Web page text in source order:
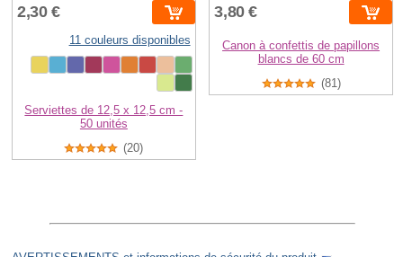
2,30 €
11 couleurs disponibles
Serviettes de 12,5 x 12,5 cm -
50 unités
(20)
3,80 €
Canon à confettis de papillons
blancs de 60 cm
(81)